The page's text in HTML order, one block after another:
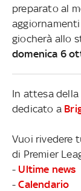
preparato al
giocherà allo
domenica 6
In attesa
dedicato a
Vuoi rivedere
di Premier
- Ultime news
-Calendario